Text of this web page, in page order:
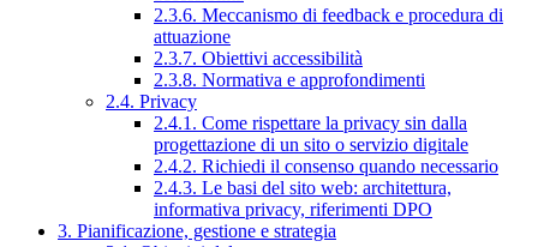
2.3.6. Meccanismo di feedback e procedura di
attuazione
2.3.7. Obiettivi accessibilità
2.3.8. Normativa e approfondimenti
2.4. Privacy
2.4.1. Come rispettare la privacy sin dalla
progettazione di un sito o servizio digitale
2.4.2. Richiedi il consenso quando necessario
2.4.3. Le basi del sito web: architettura,
informativa privacy, riferimenti DPO
3. Pianificazione, gestione e strategia